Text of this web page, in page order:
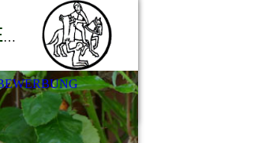
SANKT-MARTINS-HEIM des DIAKONISCHEN WERKES ZETEL e.V.